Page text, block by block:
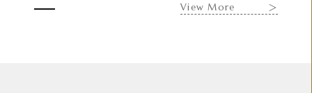
View More ＞